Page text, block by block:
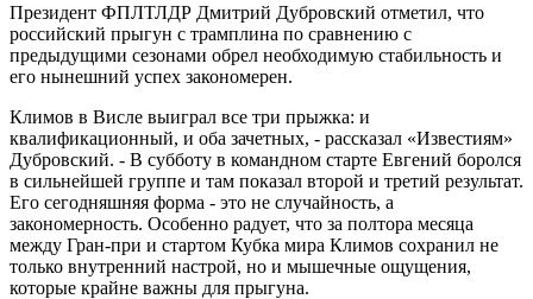
Президент ФПЛТЛДР Дмитрий Дубровский отметил, что
российский прыгун с трамплина по сравнению с
предыдущими сезонами обрел необходимую стабильность и
его нынешний успех закономерен.
Климов в Висле выиграл все три прыжка: и
квалификационный, и оба зачетных, - рассказал «Известиям»
Дубровский. - В субботу в командном старте Евгений боролся
в сильнейшей группе и там показал второй и третий результат.
Его сегодняшняя форма - это не случайность, а
закономерность. Особенно радует, что за полтора месяца
между Гран-при и стартом Кубка мира Климов сохранил не
только внутренний настрой, но и мышечные ощущения,
которые крайне важны для прыгуна.